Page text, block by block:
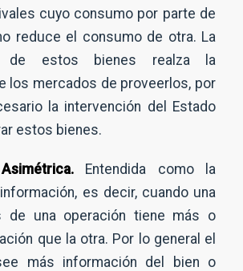
cuyo consumo por parte de
reduce el consumo de otra. La
de estos bienes realza la
los mercados de proveerlos, por
la intervención del Estado
estos bienes.
Entendida como la
es decir, cuando una
de una operación tiene más o
que la otra. Por lo general el
más información del bien o